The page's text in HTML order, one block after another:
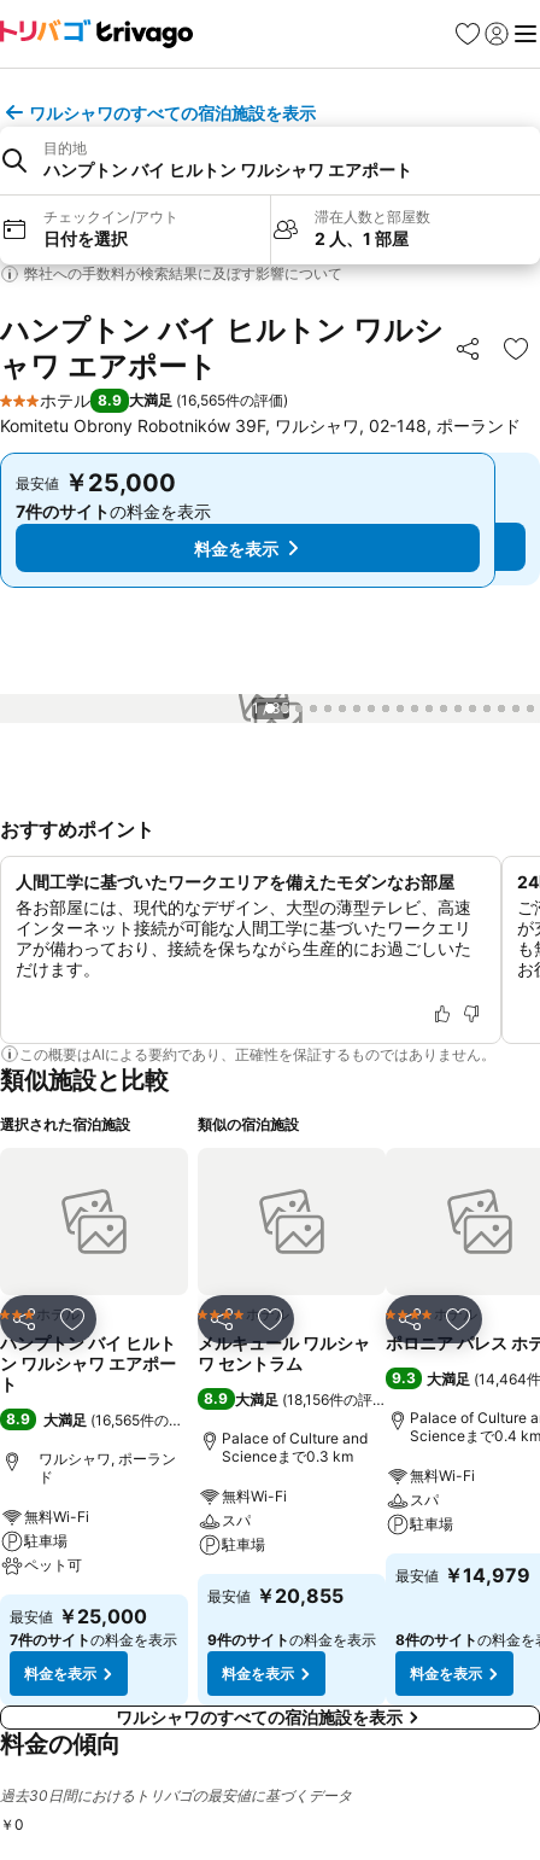
お気に入り
ログイ
メ
ワルシャワのすべての宿泊施設を表示
目的地
ハンプトン バイ ヒルトン ワルシャワ エアポート
チェックイン/アウト
日付を選択
滞在人数と部屋数
2 人、1 部屋
弊社への手数料が検索結果に及ぼす影響について
ハンプトン バイ ヒルトン ワルシ
ャワ エアポート
シェア お
3 ホテルのランク
ホテル 8.9 大満足 (16,565件の評価)
Komitetu Obrony Robotników 39F, ワルシャワ, 02-148, ポーランド
最安値 ￥25,000
7件のサイトの料金を表示
料金を表示
最安値 ￥25,000
7件のサイトの料金を表示
料金を表示
1 / 35
おすすめポイント
人間工学に基づいたワークエリアを備えたモダンなお部屋
各お部屋には、現代的なデザイン、大型の薄型テレビ、高速
インターネット接続が可能な人間工学に基づいたワークエリ
アが備わっており、接続を保ちながら生産的にお過ごしいた
だけます。
24
ご
が
も
お
この概要はAIによる要約であり、正確性を保証するものではありません。
類似施設と比較
選択された宿泊施設
シェア お気に入りに追加
3 ホテルのランク
ホテル
ハンプトン バイ ヒルト
ン ワルシャワ エアポー
ト
8.9 大満足 (16,565件の評価
ワルシャワ, ポーラン
ド
無料Wi-Fi
駐車場
ペット可
最安値 ￥25,000
7件のサイトの料金を表示
料金を表示
類似の宿泊施設
シェア お気に入りに追加
4 ホテルのランク
ホテル
メルキュール ワルシャ
ワ セントラム
8.9 大満足 (18,156件の評価
Palace of Culture and
Scienceまで0.3 km
無料Wi-Fi
スパ
駐車場
最安値 ￥20,855
9件のサイトの料金を表示
料金を表示
シェア お気に入
4 ホテルのランク
ホテル
ポロニア パレス ホ
9.3 大満足 (14,464
Palace of Culture
Scienceまで0.4 km
無料Wi-Fi
スパ
駐車場
最安値 ￥14,979
8件のサイトの料金を
料金を表示
ワルシャワのすべての宿泊施設を表示
料金の傾向
過去30日間におけるトリバゴの最安値に基づくデータ
￥0